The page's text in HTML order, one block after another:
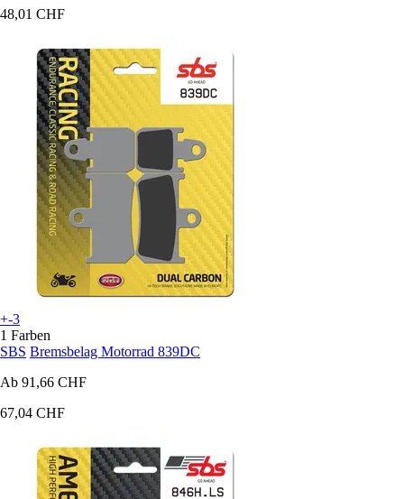
48,01 CHF
+-3
1 Farben
SBS Bremsbelag Motorrad 839DC
Ab 91,66 CHF
67,04 CHF